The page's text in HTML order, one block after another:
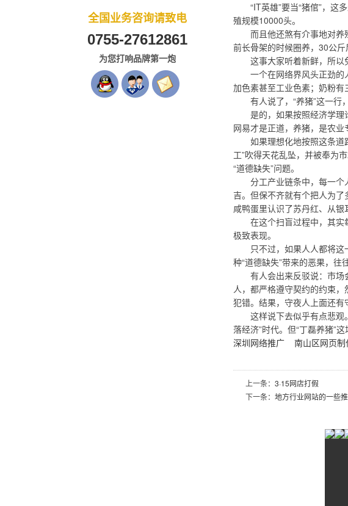
全国业务咨询请致电
0755-27612861
为您打响品牌第一炮
“IT英雄”要当“猪倌”，这
殖规模10000头。
而且他还煞有介事地对养
前长骨架的时候圈养，30公斤
这事大家听着新鲜，所以免
一个在网络界风头正劲的
加色素甚至工业色素；奶粉
有人说了，“养猪”这一行，
是的，如果按照经济学理论
网易才是正道，养猪，是农业
如果理想化地按照这条道路
工”吹得天花乱坠，并被奉为
“道德缺失”问题。
分工产业链条中，每一个人
吉。但保不齐就有个把人为
咸鸭蛋里认识了苏丹红、从
在这个扫盲过程中，其实每
极致表现。
只不过，如果人人都将这
种“道德缺失”带来的恶果，往
有人会出来反驳说：市场
人，都严格遵守契约的约束
犯错。结果，守夜人上面还有
这样说下去似乎有点悲观
落经济”时代。但“丁磊养猪”
深圳网络推广
南山区网页制
上一条： 3·15网店打假
下一条： 地方行业网站的一些